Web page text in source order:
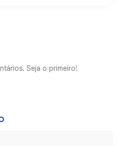
Seja o primeiro!